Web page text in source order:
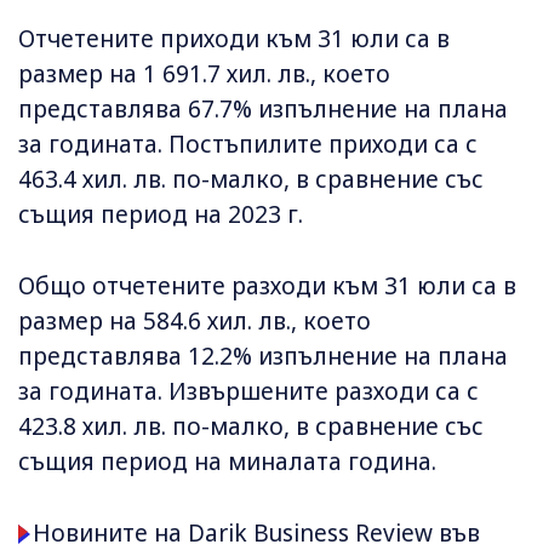
Отчетените приходи към 31 юли са в
размер на 1 691.7 хил. лв., което
представлява 67.7% изпълнение на плана
за годината. Постъпилите приходи са с
463.4 хил. лв. по-малко, в сравнение със
същия период на 2023 г.
Общо отчетените разходи към 31 юли са в
размер на 584.6 хил. лв., което
представлява 12.2% изпълнение на плана
за годината. Извършените разходи са с
423.8 хил. лв. по-малко, в сравнение със
същия период на миналата година.
Новините на Darik Business Review във